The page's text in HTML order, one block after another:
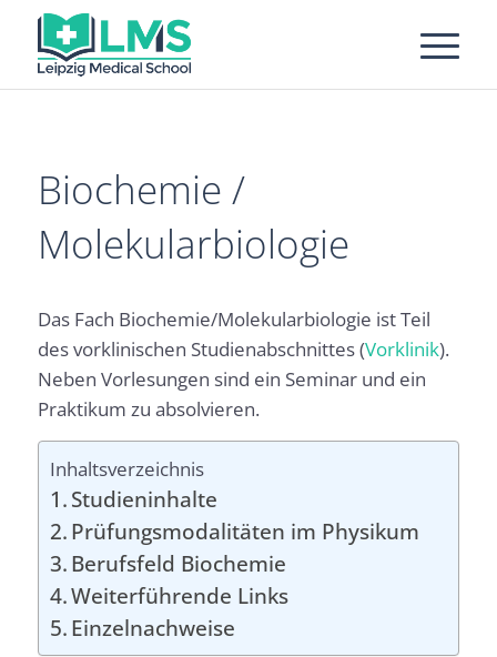
Biochemie /
Molekularbiologie
Das Fach Biochemie/Molekularbiologie ist Teil
des vorklinischen Studienabschnittes (Vorklinik).
Neben Vorlesungen sind ein Seminar und ein
Praktikum zu absolvieren.
Inhaltsverzeichnis
Studieninhalte
Prüfungsmodalitäten im Physikum
Berufsfeld Biochemie
Weiterführende Links
Einzelnachweise